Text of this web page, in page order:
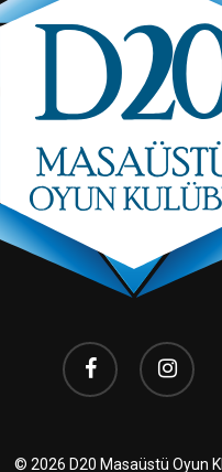
facebook instagram
© 2026 D20 Masaüstü Oyun